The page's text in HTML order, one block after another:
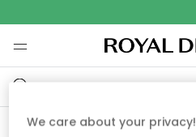
We care about your privacy!